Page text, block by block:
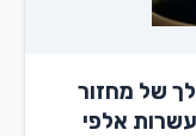
של מחזור
אלפי